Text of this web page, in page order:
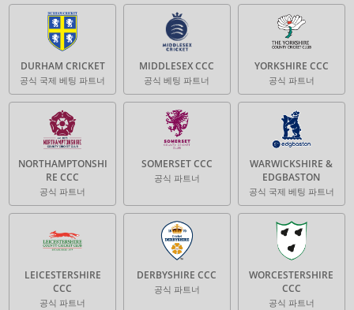
DURHAM CRICKET
공식 국제 베팅 파트너
MIDDLESEX CCC
공식 베팅 파트너
YORKSHIRE CCC
공식 파트너
NORTHAMPTONSHI
RE CCC
공식 파트너
SOMERSET CCC
공식 파트너
WARWICKSHIRE &
EDGBASTON
공식 국제 베팅 파트너
LEICESTERSHIRE
CCC
공식 파트너
DERBYSHIRE CCC
공식 파트너
WORCESTERSHIRE
CCC
공식 파트너